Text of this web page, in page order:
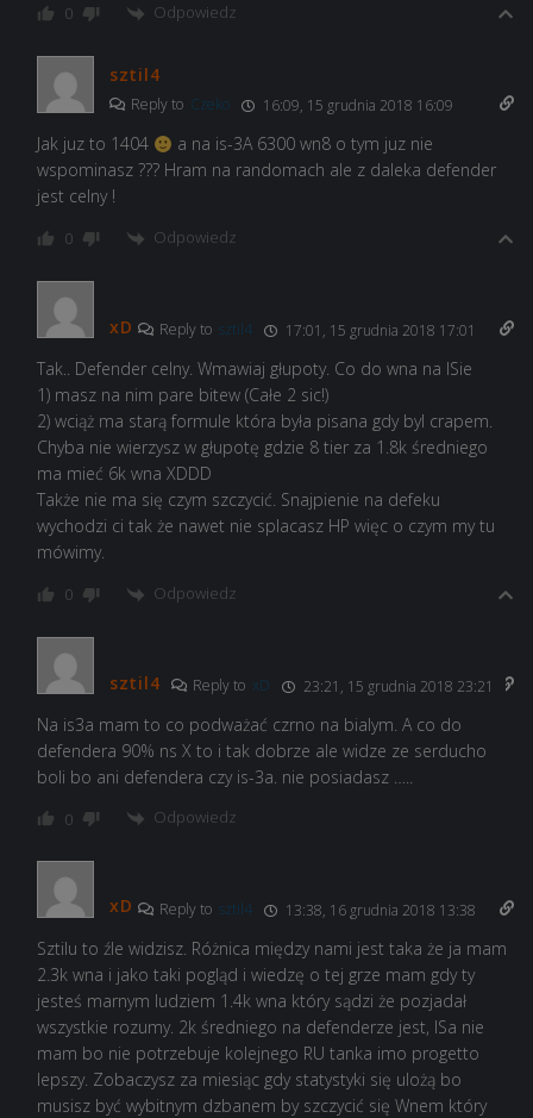
0 Odpowiedz
sztil4
Reply to Czeko 16:09, 15 grudnia 2018 16:09
Jak juz to 1404
a na is-3A 6300 wn8 o tym juz nie
wspominasz ??? Hram na randomach ale z daleka defender
jest celny !
0 Odpowiedz
xD Reply tosztil4 17:01, 15 grudnia 2018 17:01
Tak.. Defender celny. Wmawiaj głupoty. Co do wna na ISie
1) masz na nim pare bitew (Całe 2 sic!)
2) wciąż ma starą formule która była pisana gdy byl crapem.
Chyba nie wierzysz w głupotę gdzie 8 tier za 1.8k średniego
ma mieć 6k wna XDDD
Także nie ma się czym szczycić. Snajpienie na defeku
wychodzi ci tak że nawet nie splacasz HP więc o czym my tu
mówimy.
0 Odpowiedz
sztil4 Reply to xD 23:21, 15 grudnia 2018 23:21
Na is3a mam to co podważać czrno na bialym. A co do
defendera 90% ns X to i tak dobrze ale widze ze serducho
boli bo ani defendera czy is-3a. nie posiadasz …..
0 Odpowiedz
xD Reply tosztil4 13:38, 16 grudnia 2018 13:38
Sztilu to źle widzisz. Różnica między nami jest taka że ja mam
2.3k wna i jako taki pogląd i wiedzę o tej grze mam gdy ty
jesteś marnym ludziem 1.4k wna który sądzi że pozjadał
wszystkie rozumy. 2k średniego na defenderze jest, ISa nie
mam bo nie potrzebuje kolejnego RU tanka imo progetto
lepszy. Zobaczysz za miesiąc gdy statystyki się ulożą bo
musisz być wybitnym dzbanem by szczycić się Wnem który